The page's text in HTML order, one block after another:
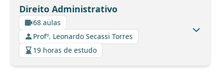
Direito Administrativo
68 aulas
Profº. Leonardo Secassi Torres
19 horas de estudo